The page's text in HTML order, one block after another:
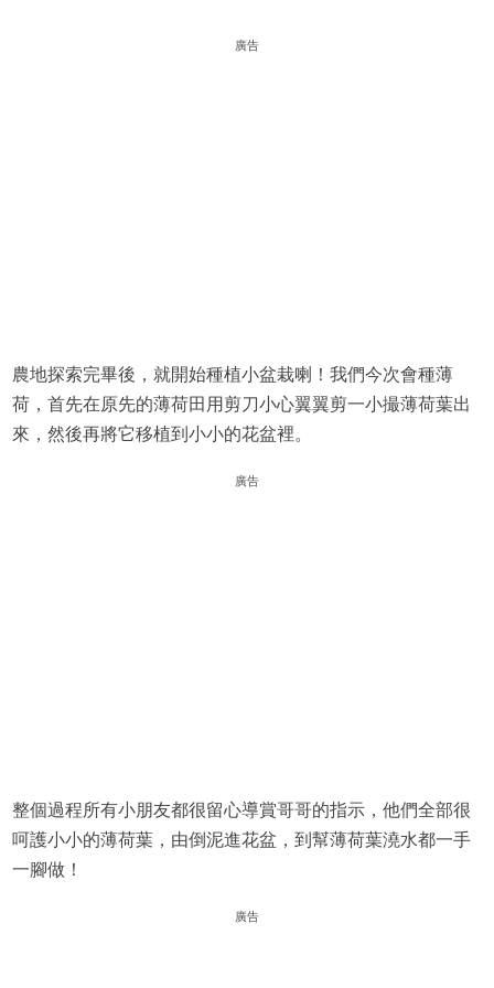
廣告
農地探索完畢後，就開始種植小盆栽喇！我們今次會種薄
荷，首先在原先的薄荷田用剪刀小心翼翼剪一小撮薄荷葉出
來，然後再將它移植到小小的花盆裡。
廣告
整個過程所有小朋友都很留心導賞哥哥的指示，他們全部很
呵護小小的薄荷葉，由倒泥進花盆，到幫薄荷葉澆水都一手
一腳做！
廣告